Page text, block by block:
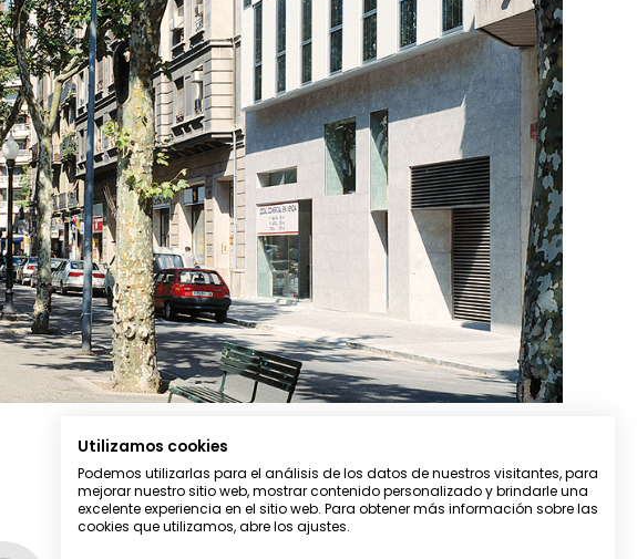
Utilizamos cookies
Podemos utilizarlas para el análisis de los datos de nuestros visitantes, para
mejorar nuestro sitio web, mostrar contenido personalizado y brindarle una
excelente experiencia en el sitio web. Para obtener más información sobre las
cookies que utilizamos, abre los ajustes.